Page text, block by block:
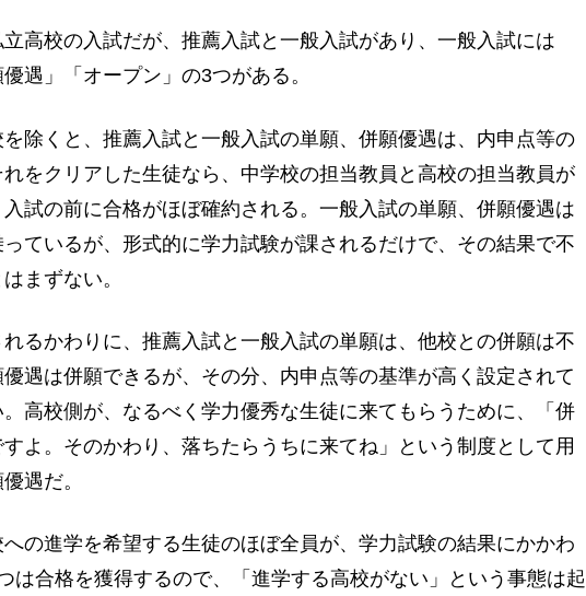
高校の入試だが、推薦入試と一般入試があり、一般入試には
優遇」「オープン」の3つがある。
除くと、推薦入試と一般入試の単願、併願優遇は、内申点等の
をクリアした生徒なら、中学校の担当教員と高校の担当教員が
試の前に合格がほぼ確約される。一般入試の単願、併願優遇は
ているが、形式的に学力試験が課されるだけで、その結果で不
まずない。
るかわりに、推薦入試と一般入試の単願は、他校との併願は不
遇は併願できるが、その分、内申点等の基準が高く設定されて
高校側が、なるべく学力優秀な生徒に来てもらうために、「併
よ。そのかわり、落ちたらうちに来てね」という制度として用
遇だ。
の進学を希望する生徒のほぼ全員が、学力試験の結果にかかわ
は合格を獲得するので、「進学する高校がない」という事態は起